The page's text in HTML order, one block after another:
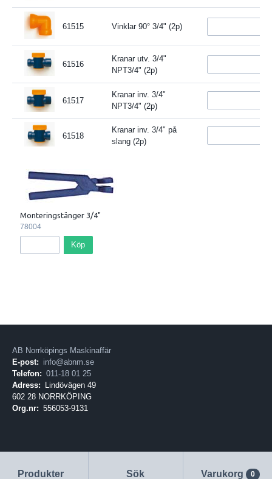
Produkter Sök Varukorg 0
61515 Vinklar 90° 3/4" (2p)
61516
Kranar utv. 3/4"
NPT3/4" (2p)
61517
Kranar inv. 3/4"
NPT3/4" (2p)
61518
Kranar inv. 3/4" på
slang (2p)
Monteringstänger 3/4"
78004
Köp
AB Norrköpings Maskinaffär
E-post: info@abnm.se
Telefon: 011-18 01 25
Adress: Lindövägen 49
602 28 NORRKÖPING
Org.nr: 556053-9131